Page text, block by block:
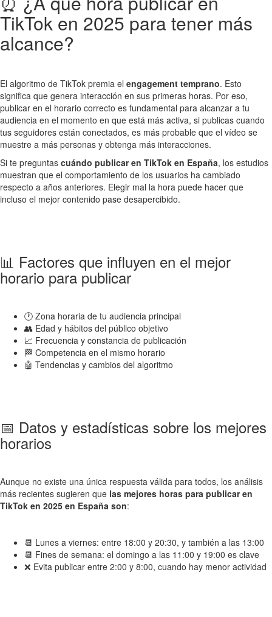
TikTok en 2025 para tener más
alcance?
El algoritmo de TikTok premia el engagement temprano. Esto
significa que genera interacción en sus primeras horas. Por eso,
publicar en el horario correcto es fundamental para alcanzar a tu
audiencia en el momento en que está más activa, si publicas cuando
tus seguidores están conectados, es más probable que el vídeo se
muestre a más personas y obtenga más interacciones.
Si te preguntas cuándo publicar en TikTok en España, los estudios
muestran que el comportamiento de los usuarios ha cambiado
respecto a años anteriores. Elegir mal la hora puede hacer que
incluso el mejor contenido pase desapercibido.
📊 Factores que influyen en el mejor
horario para publicar
🕐 Zona horaria de tu audiencia principal
👥 Edad y hábitos del público objetivo
📈 Frecuencia y constancia de publicación
🏁 Competencia en el mismo horario
🤖 Tendencias y cambios del algoritmo
📅 Datos y estadísticas sobre los mejores
horarios
Aunque no existe una única respuesta válida para todos, los análisis
más recientes sugieren que las mejores horas para publicar en
TikTok en 2025 en España son:
📆 Lunes a viernes: entre 18:00 y 20:30, y también a las 13:00
📆 Fines de semana: el domingo a las 11:00 y 19:00 es clave
❌ Evita publicar entre 2:00 y 8:00, cuando hay menor actividad